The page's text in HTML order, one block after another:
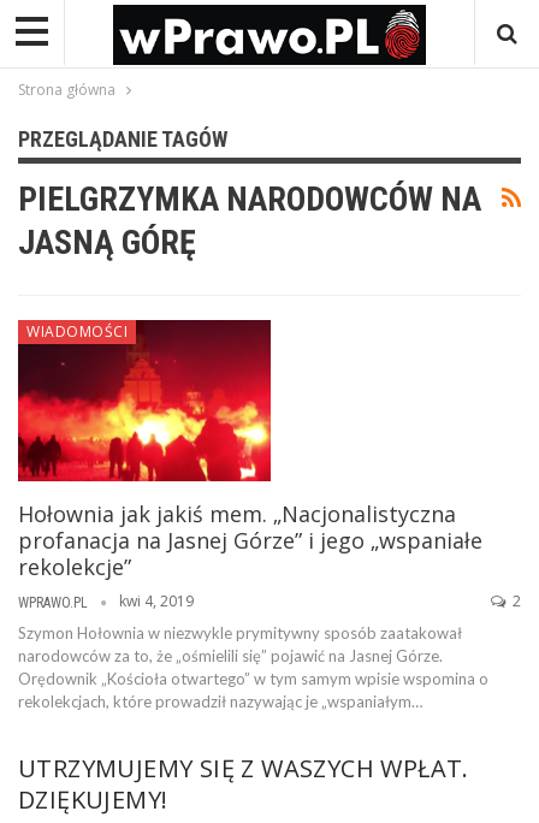
Strona główna
PRZEGLĄDANIE TAGÓW
PIELGRZYMKA NARODOWCÓW NA
JASNĄ GÓRĘ
WIADOMOŚCI
Hołownia jak jakiś mem. „Nacjonalistyczna
profanacja na Jasnej Górze” i jego „wspaniałe
rekolekcje”
WPRAWO.PL kwi 4, 2019 2
Szymon Hołownia w niezwykle prymitywny sposób zaatakował
narodowców za to, że „ośmielili się” pojawić na Jasnej Górze.
Orędownik „Kościoła otwartego” w tym samym wpisie wspomina o
rekolekcjach, które prowadził nazywając je „wspaniałym…
UTRZYMUJEMY SIĘ Z WASZYCH WPŁAT.
DZIĘKUJEMY!